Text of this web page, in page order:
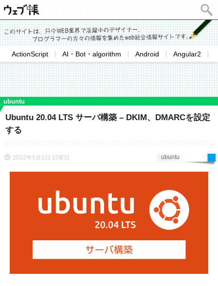
ActionScript AI・Bot・algorithm Android Angular2
ubuntu
Ubuntu 20.04 LTS サーバ構築 – DKIM、DMARCを設定
する
ubuntu
2022年5月1日 日曜日